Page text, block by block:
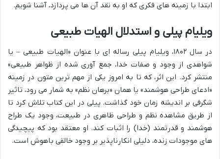
ابتدا با زمینه های فکری که او به نقد آن ها می پردازد، آشنا شویم.
ویلیام پیلی و استدلال الهیات طبیعی
در سال ۱۸۰۲، ویلیام پیلی رساله ای با عنوان «الهیات طبیعی – یا
شواهدی از وجود و صفات خدا، جمع آوری شده از ظواهر طبیعی»
منتشر کرد. این اثر، که تا به امروز یکی از مهم ترین متون در زمینه
«ادعای طراحی هوشمند» یا همان «برهان نظم» به شمار می رود، تاثیر
شگرفی بر اندیشه زمان خود گذاشت. پیلی در این کتاب تلاش کرد تا
از طریق مشاهده نظم و طراحی ظاهری در طبیعت، وجود یک طراح
هوشمند و قدرتمند (خدا) را اثبات کند. او معتقد بود که پیچیدگی
های موجودات زنده، دلیلی انکارناپذیر بر وجود خالقی باهوش است.